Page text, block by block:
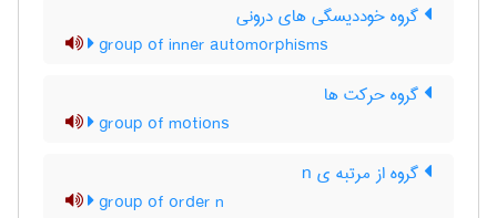
گروه خوددیسگی های درونی
group of inner automorphisms
گروه حرکت ها
group of motions
گروه از مرتبه ی n
group of order n